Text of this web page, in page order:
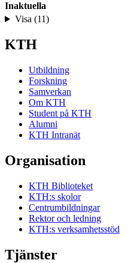
Inaktuella
Visa (11)
KTH
Utbildning
Forskning
Samverkan
Om KTH
Student på KTH
Alumni
KTH Intranät
Organisation
KTH Biblioteket
KTH:s skolor
Centrumbildningar
Rektor och ledning
KTH:s verksamhetsstöd
Tjänster